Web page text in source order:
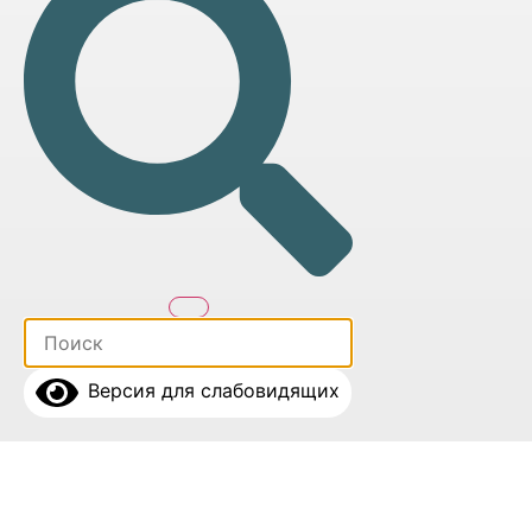
Версия для слабовидящих